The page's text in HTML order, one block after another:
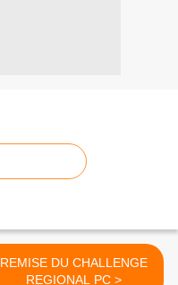
REMISE DU CHALLENGE
REGIONAL PC >